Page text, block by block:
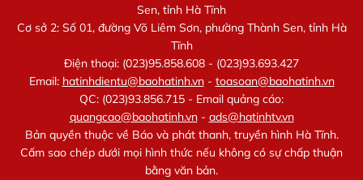
Sen, tỉnh Hà Tĩnh
Cơ sở 2: Số 01, đường Võ Liêm Sơn, phường Thành Sen, tỉnh Hà
Tĩnh
Điện thoại: (023)95.858.608 - (023)93.693.427
Email: hatinhdientu@baohatinh.vn- toasoan@baohatinh.vn
QC: (023)93.856.715 - Email quảng cáo:
quangcao@baohatinh.vn- ads@hatinhtv.vn
Bản quyền thuộc về Báo và phát thanh, truyền hình Hà Tĩnh.
Cấm sao chép dưới mọi hình thức nếu không có sự chấp thuận
bằng văn bản.